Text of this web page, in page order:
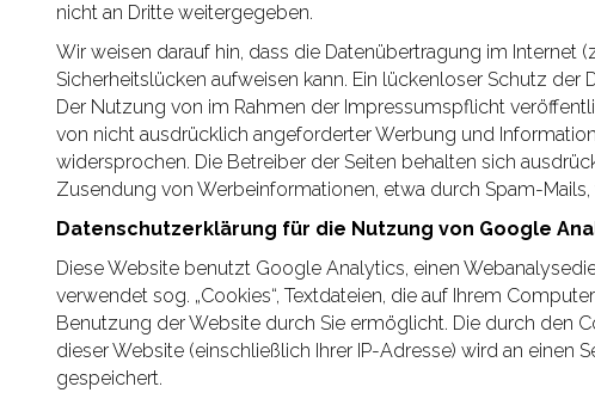
nicht an Dritte weitergegeben.
Wir weisen darauf hin, dass die Datenübertragung im Internet
Sicherheitslücken aufweisen kann. Ein lückenloser Schutz
Der Nutzung von im Rahmen der Impressumspflicht
von nicht ausdrücklich angeforderter Werbung und
widersprochen. Die Betreiber der Seiten behalten sich
Zusendung von Werbeinformationen, etwa durch Spam-Mails,
Datenschutzerklärung für die Nutzung von Google
Diese Website benutzt Google Analytics, einen
verwendet sog. „Cookies“, Textdateien, die auf Ihrem
Benutzung der Website durch Sie ermöglicht. Die durch den
dieser Website (einschließlich Ihrer IP-Adresse) wird an einen
gespeichert.